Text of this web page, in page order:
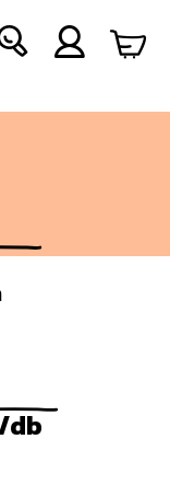
db